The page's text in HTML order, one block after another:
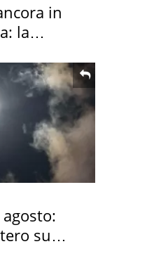
in
la
su